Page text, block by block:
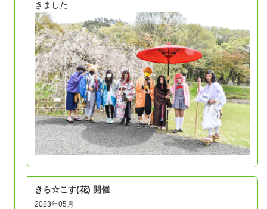
きました
きら☆こす(花) 開催
2023年05月